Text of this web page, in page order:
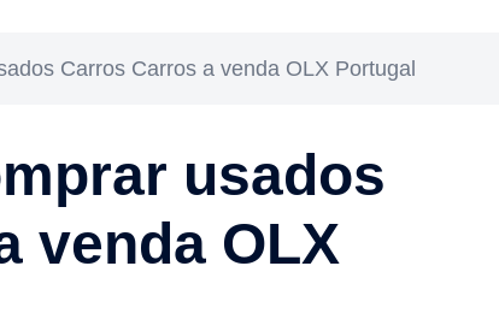
Carros Carros a venda OLX Portugal
usados
venda OLX